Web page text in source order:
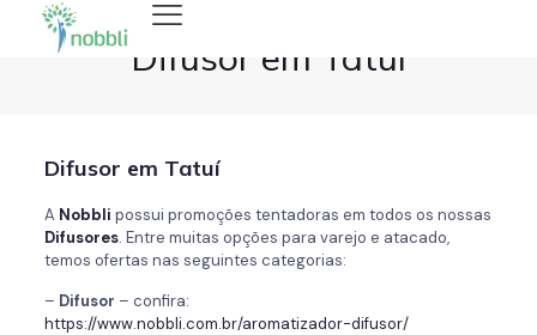
Difusor em Tatuí
Difusor em Tatuí
A Nobbli possui promoções tentadoras em todos os nossas
Difusores. Entre muitas opções para varejo e atacado,
temos ofertas nas seguintes categorias:
– Difusor – confira:
https://www.nobbli.com.br/aromatizador-difusor/